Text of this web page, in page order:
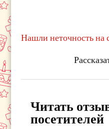
Нашли неточность на
Читать
посетителей